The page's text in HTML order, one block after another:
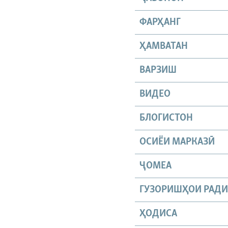
ФАРҲАНГ
ҲАМВАТАН
ВАРЗИШ
ВИДЕО
БЛОГИСТОН
ОСИЁИ МАРКАЗӢ
ҶОМEА
ГУЗОРИШҲОИ
ҲОДИСА